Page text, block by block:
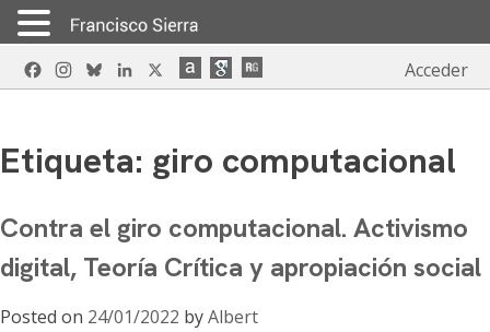
Skip
to
FacebookInstagram
BlueskyLinkedIn Acceder
Etiqueta: giro computacional
Contra el giro computacional. Activismo
digital, Teoría Crítica y apropiación social
Posted on 24/01/2022 byAlbert